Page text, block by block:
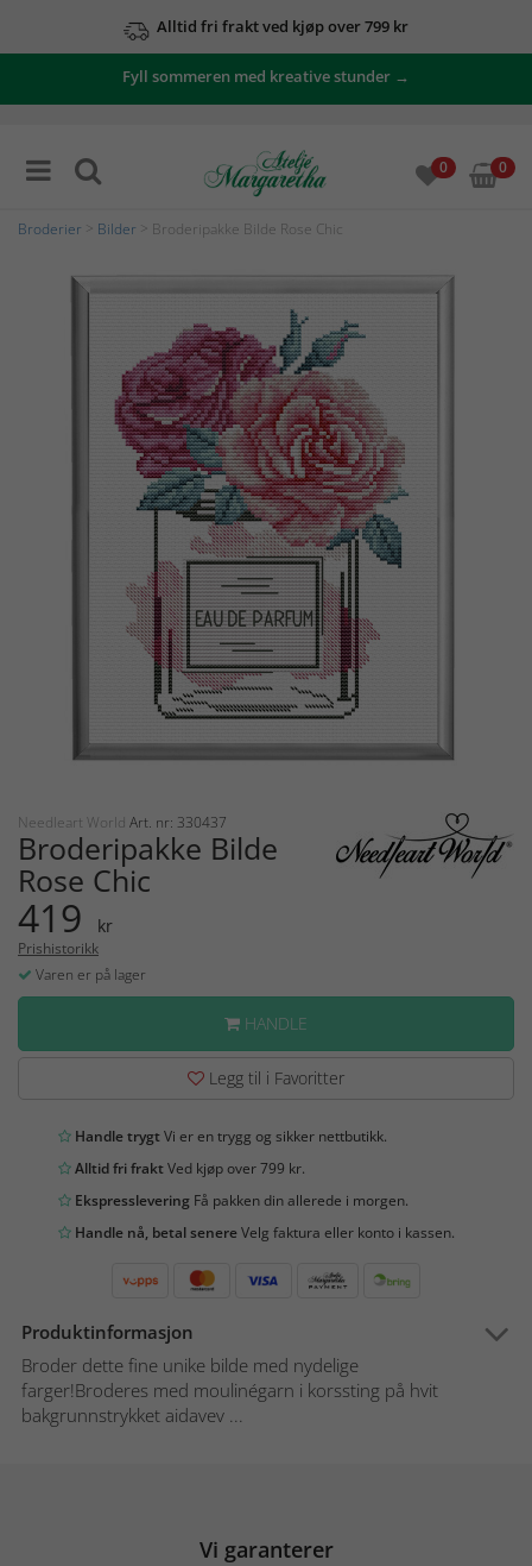
Alltid fri frakt ved kjøp over 799 kr
Fyll sommeren med kreative stunder →
0 0
Broderier Bilder > Broderipakke Bilde Rose Chic
Needleart World Art. nr: 330437
Broderipakke Bilde
Rose Chic
419 kr
Prishistorikk
Varen er på lager
HANDLE
Legg til i Favoritter
Handle trygtVi er en trygg og sikker nettbutikk.
Alltid fri fraktVed kjøp over 799 kr.
Ekspresslevering Få pakken din allerede i morgen.
Handle nå, betal senereVelg faktura eller konto i kassen.
Produktinformasjon
Broder dette fine unike bilde med nydelige
farger!Broderes med moulinégarn i korssting på hvit
bakgrunnstrykket aidavev ...
Vi garanterer